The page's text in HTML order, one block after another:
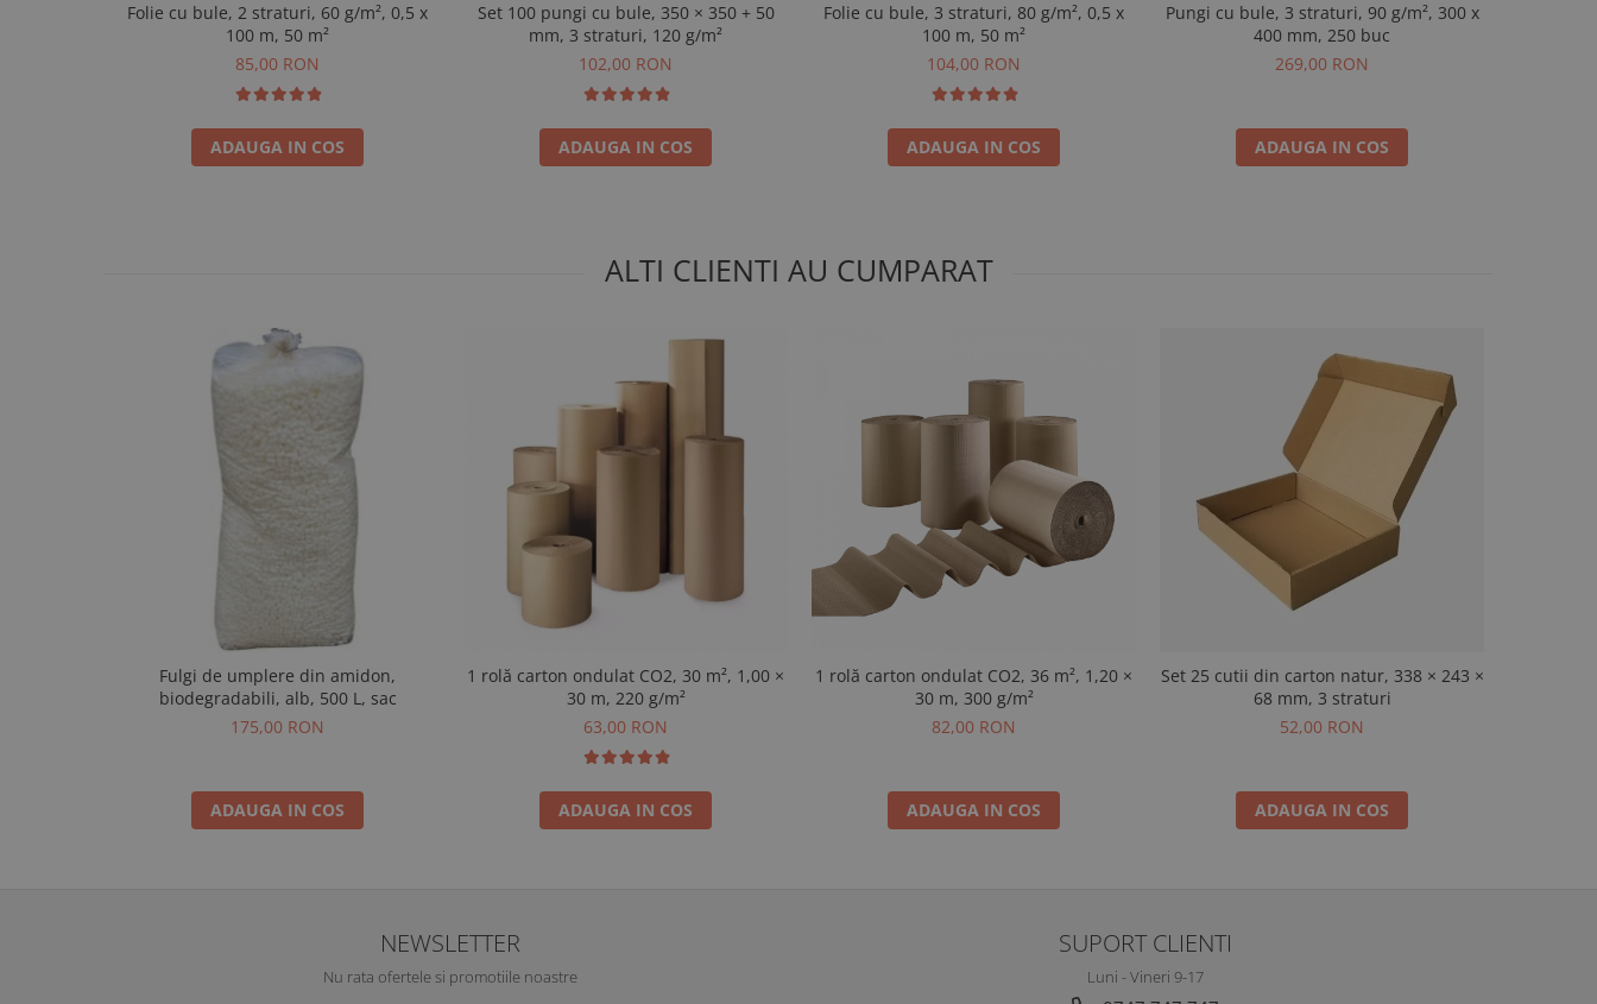
Folie cu bule, 2 straturi, 60 g/m², 0,5 x
100 m, 50 m²
85,00 RON
ADAUGA IN COS
Set 100 pungi cu bule, 350 × 350 + 50
mm, 3 straturi, 120 g/m²
102,00 RON
ADAUGA IN COS
Folie cu bule, 3 straturi, 80 g/m², 0,5 x
100 m, 50 m²
104,00 RON
ADAUGA IN COS
Pungi cu bule, 3 straturi, 90 g/m², 300 x
400 mm, 250 buc
269,00 RON
ADAUGA IN COS
ALTI CLIENTI AU CUMPARAT
Fulgi de umplere din amidon,
biodegradabili, alb, 500 L, sac
175,00 RON
ADAUGA IN COS
1 rolă carton ondulat CO2, 30 m², 1,00 ×
30 m, 220 g/m²
63,00 RON
ADAUGA IN COS
1 rolă carton ondulat CO2, 36 m², 1,20 ×
30 m, 300 g/m²
82,00 RON
ADAUGA IN COS
Set 25 cutii din carton natur, 338 × 243 ×
68 mm, 3 straturi
52,00 RON
ADAUGA IN COS
NEWSLETTER
Nu rata ofertele si promotiile noastre
SUPORT CLIENTI
Luni - Vineri 9-17